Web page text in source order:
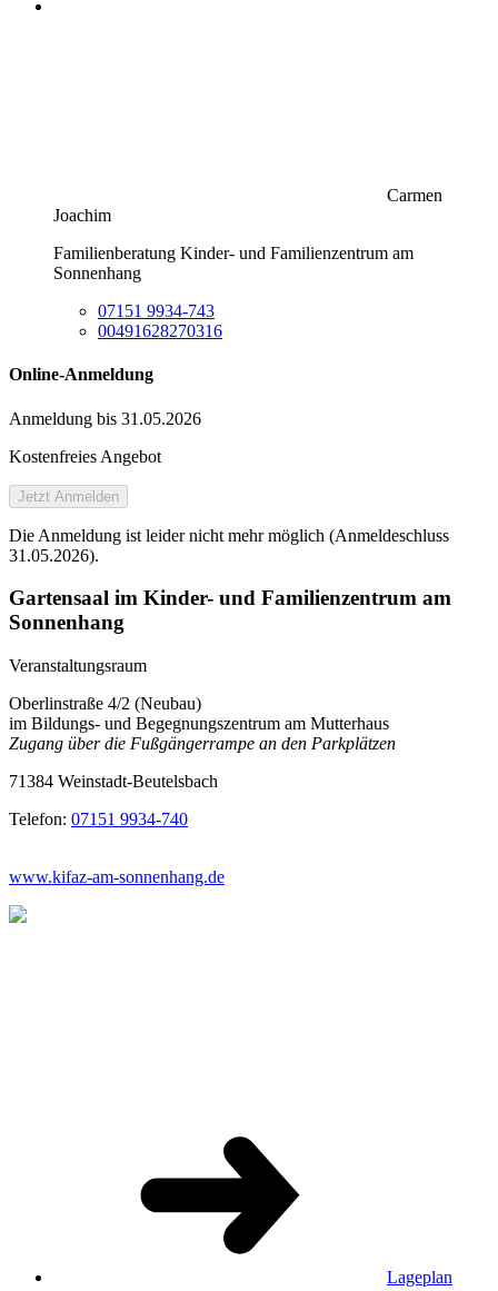
Carmen
Joachim
Familienberatung Kinder- und Familienzentrum am
Sonnenhang
07151 9934-743
00491628270316
Online-Anmeldung
Anmeldung bis 31.05.2026
Kostenfreies Angebot
Jetzt Anmelden
Die Anmeldung ist leider nicht mehr möglich (Anmeldeschluss
31.05.2026).
Gartensaal im Kinder- und Familienzentrum am
Sonnenhang
Veranstaltungsraum
Oberlinstraße 4/2 (Neubau)
im Bildungs- und Begegnungszentrum am Mutterhaus
Zugang über die Fußgängerrampe an den Parkplätzen
71384 Weinstadt-Beutelsbach
Telefon: 07151 9934-740
www.kifaz-am-sonnenhang.de
Lageplan